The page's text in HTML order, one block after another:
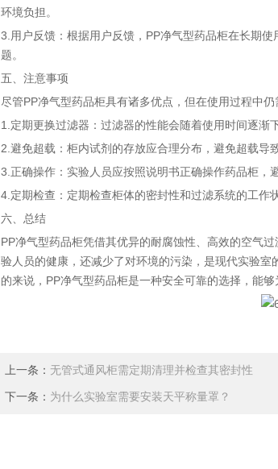
环境负担。
3.用户反馈：根据用户反馈，PP净气型药品柜在长期
题。
五、注意事项
尽管PP净气型药品柜具有诸多优点，但在使用过程中仍
1.定期更换过滤器：过滤器的性能会随着使用时间逐渐
2.避免超载：柜内试剂的存放应合理分布，避免超载导
3.正确操作：实验人员应按照说明书正确操作药品柜，
4.定期检查：定期检查柜体的密封性和过滤系统的工作
六、总结
PP净气型药品柜凭借其优异的耐腐蚀性、高效的空气
验人员的健康，还减少了对环境的污染，是现代实验
的来说，PP净气型药品柜是一种安全可靠的选择，能够
上一条： 无管式通风柜需定期清理并检查其密封性
下一条： 为什么实验室需要安装天平称量罩？